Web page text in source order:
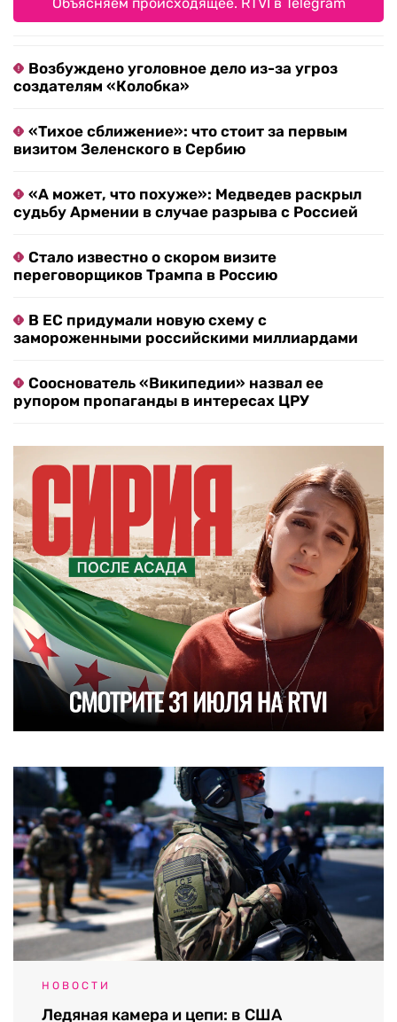
Возбуждено уголовное дело из-за угроз
создателям «Колобка»
«Тихое сближение»: что стоит за первым
визитом Зеленского в Сербию
«А может, что похуже»: Медведев раскрыл
судьбу Армении в случае разрыва с Россией
Стало известно о скором визите
переговорщиков Трампа в Россию
В ЕС придумали новую схему с
замороженными российскими миллиардами
Сооснователь «Википедии» назвал ее
рупором пропаганды в интересах ЦРУ
НОВОСТИ
Ледяная камера и цепи: в США